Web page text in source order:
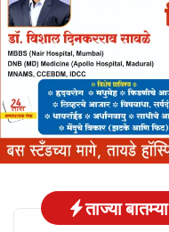
ताज्या बातम्या